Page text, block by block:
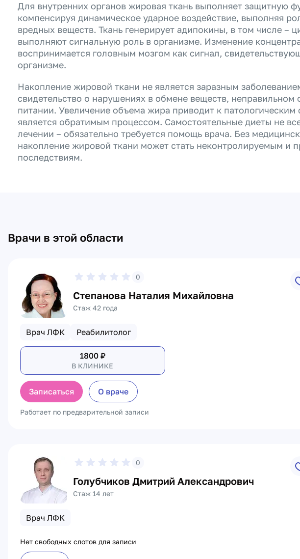
Для внутренних органов жировая ткань выполняет защитную
компенсируя динамическое ударное воздействие, выполняя
вредных веществ. Ткань генерирует адипокины, в том числе –
выполняют сигнальную роль в организме. Изменение
воспринимается головным мозгом как сигнал,
организме.
Накопление жировой ткани не является заразным
свидетельство о нарушениях в обмене веществ, неправильном
питании. Увеличение объема жира приводит к патологическим
является обратимым процессом. Самостоятельные диеты не
лечении – обязательно требуется помощь врача. Без
накопление жировой ткани может стать неконтролируемым и
последствиям.
Врачи в этой области
0
Степанова Наталия Михайловна
Стаж 42 года
Врач ЛФК Реабилитолог
1800₽
В КЛИНИКЕ
Записаться О враче
Работает по предварительной записи
0
Голубчиков Дмитрий Александрович
Стаж 14 лет
Врач ЛФК
Нет свободных слотов для записи